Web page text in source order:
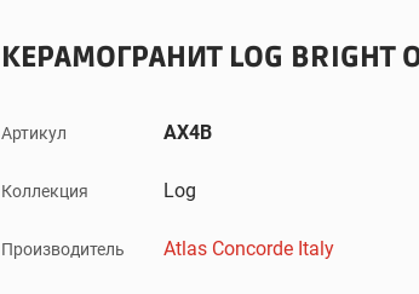
КЕРАМОГРАНИТ LOG BRIGHT
Артикул AX4B
Коллекция Log
Производитель Atlas Concorde Italy